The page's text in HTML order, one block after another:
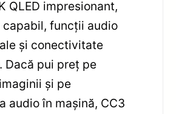
QLED impresionant,
capabil, funcții audio
și conectivitate
Dacă pui preț pe
și pe
audio în mașină, CC3